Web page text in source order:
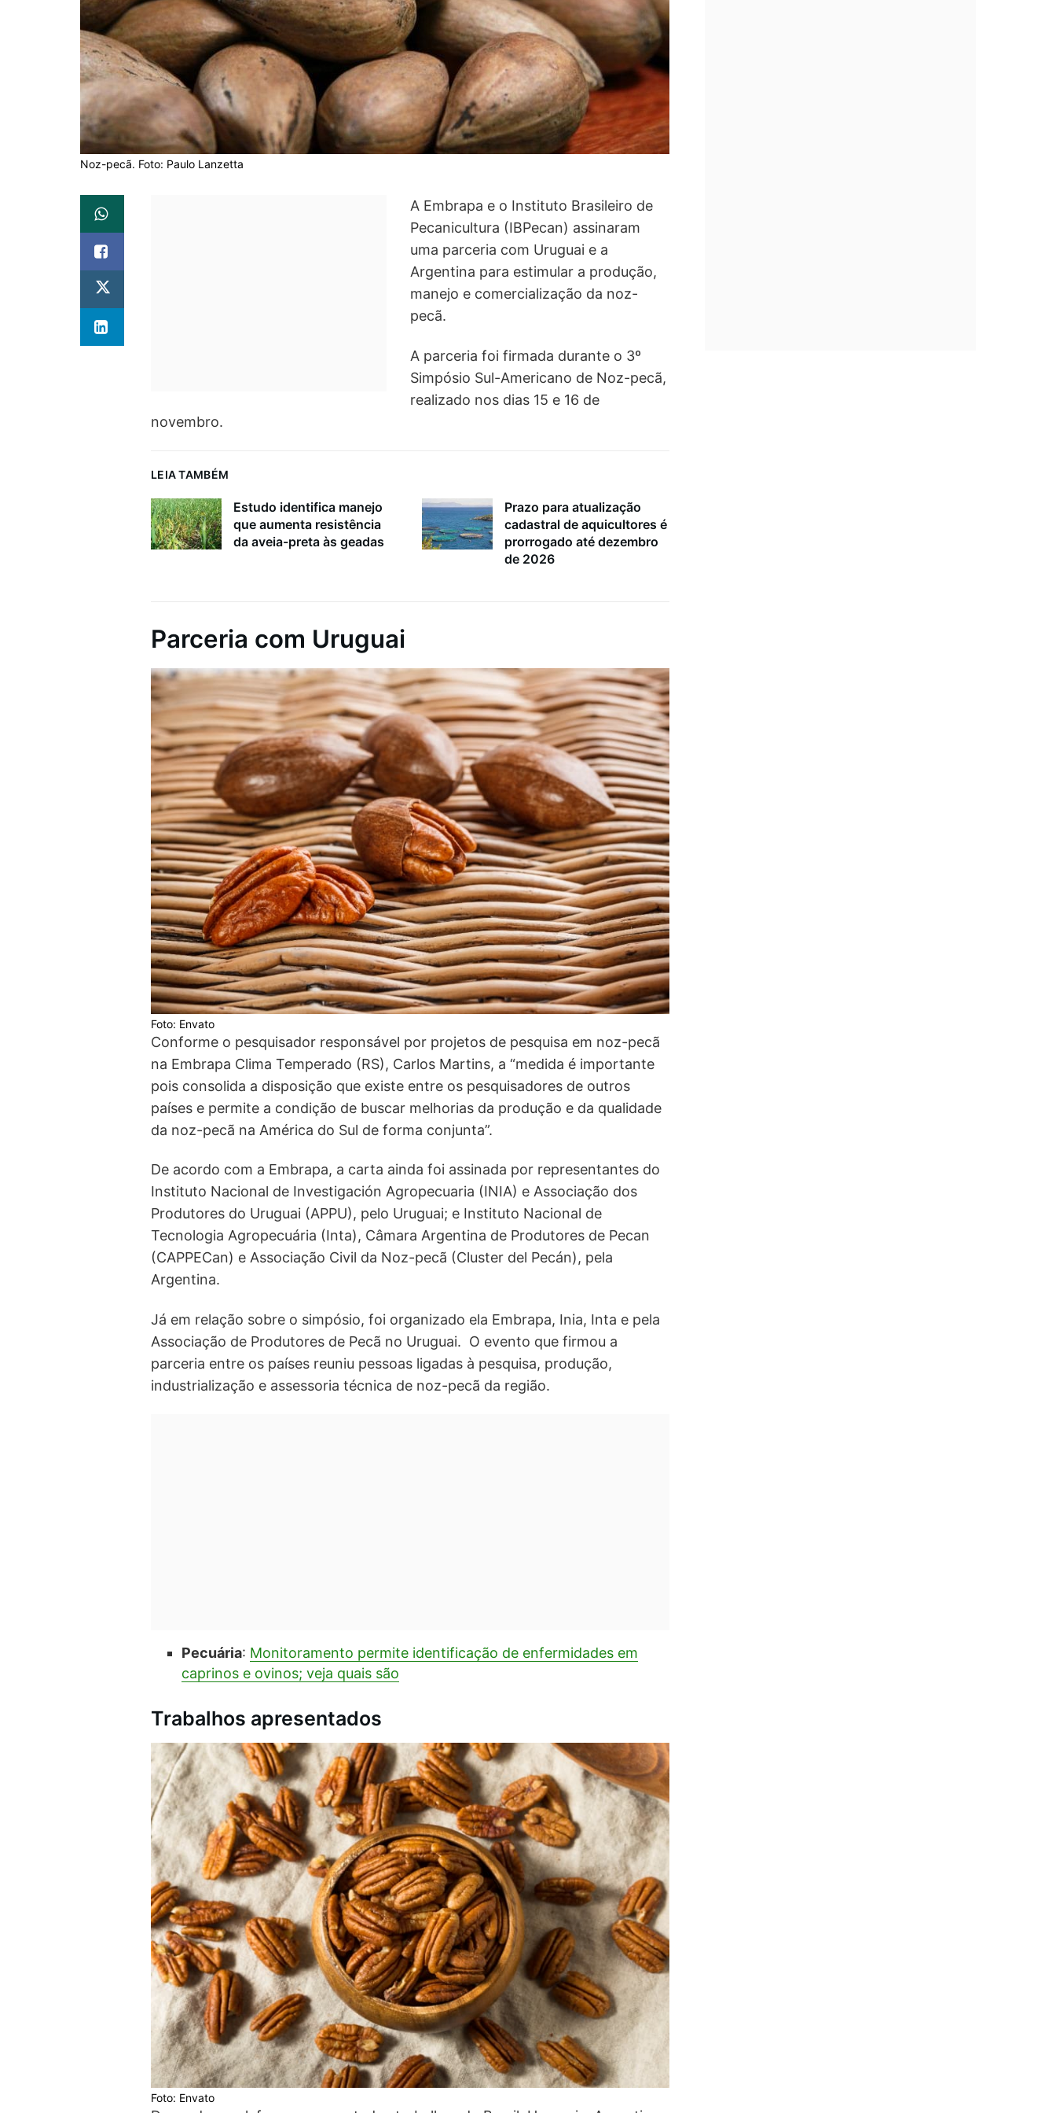
Noz-pecã. Foto: Paulo Lanzetta
A Embrapa e o Instituto Brasileiro de
Pecanicultura (IBPecan) assinaram
uma parceria com Uruguai e a
Argentina para estimular a produção,
manejo e comercialização da noz-
pecã.
A parceria foi firmada durante o 3º
Simpósio Sul-Americano de Noz-pecã,
realizado nos dias 15 e 16 de
novembro.
LEIA TAMBÉM
Estudo identifica manejo
que aumenta resistência
da aveia-preta às geadas
Prazo para atualização
cadastral de aquicultores é
prorrogado até dezembro
de 2026
Parceria com Uruguai
Foto: Envato
Conforme o pesquisador responsável por projetos de pesquisa em noz-pecã
na Embrapa Clima Temperado (RS), Carlos Martins, a “medida é importante
pois consolida a disposição que existe entre os pesquisadores de outros
países e permite a condição de buscar melhorias da produção e da qualidade
da noz-pecã na América do Sul de forma conjunta”.
De acordo com a Embrapa, a carta ainda foi assinada por representantes do
Instituto Nacional de Investigación Agropecuaria (INIA) e Associação dos
Produtores do Uruguai (APPU), pelo Uruguai; e Instituto Nacional de
Tecnologia Agropecuária (Inta), Câmara Argentina de Produtores de Pecan
(CAPPECan) e Associação Civil da Noz-pecã (Cluster del Pecán), pela
Argentina.
Já em relação sobre o simpósio, foi organizado ela Embrapa, Inia, Inta e pela
Associação de Produtores de Pecã no Uruguai. O evento que firmou a
parceria entre os países reuniu pessoas ligadas à pesquisa, produção,
industrialização e assessoria técnica de noz-pecã da região.
Pecuária: Monitoramento permite identificação de enfermidades em
caprinos e ovinos; veja quais são
Trabalhos apresentados
Foto: Envato